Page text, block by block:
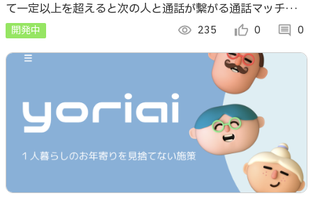
て一定以上を超えると次の人と通話が繋がる通話マッチン
グ。
開発中 visibility 235 thumb_up_alt 0 comment 0